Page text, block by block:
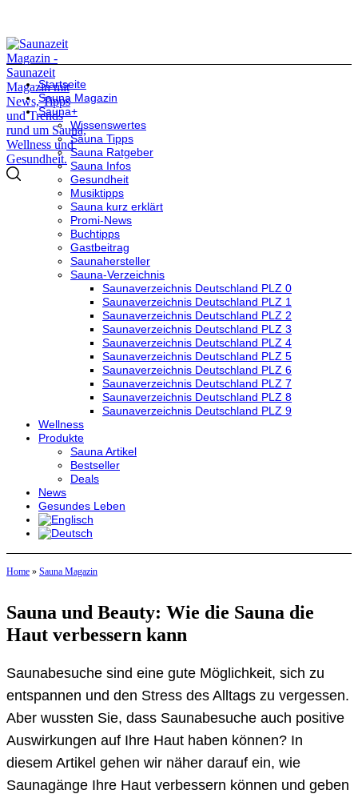
Startseite
Sauna Magazin
Sauna+
Wissenswertes
Sauna Tipps
Sauna Ratgeber
Sauna Infos
Gesundheit
Musiktipps
Sauna kurz erklärt
Promi-News
Buchtipps
Gastbeitrag
Saunahersteller
Sauna-Verzeichnis
Saunaverzeichnis Deutschland PLZ 0
Saunaverzeichnis Deutschland PLZ 1
Saunaverzeichnis Deutschland PLZ 2
Saunaverzeichnis Deutschland PLZ 3
Saunaverzeichnis Deutschland PLZ 4
Saunaverzeichnis Deutschland PLZ 5
Saunaverzeichnis Deutschland PLZ 6
Saunaverzeichnis Deutschland PLZ 7
Saunaverzeichnis Deutschland PLZ 8
Saunaverzeichnis Deutschland PLZ 9
Wellness
Produkte
Sauna Artikel
Bestseller
Deals
News
Gesundes Leben
Home » Sauna Magazin
Sauna und Beauty: Wie die Sauna die
Haut verbessern kann
Saunabesuche sind eine gute Möglichkeit, sich zu
entspannen und den Stress des Alltags zu vergessen.
Aber wussten Sie, dass Saunabesuche auch positive
Auswirkungen auf Ihre Haut haben können? In
diesem Artikel gehen wir näher darauf ein, wie
Saunagänge Ihre Haut verbessern können und geben